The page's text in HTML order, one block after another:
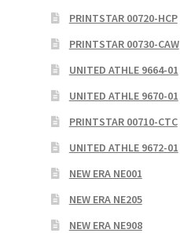
PRINTSTAR 00720-HCP
PRINTSTAR 00730-CAW
UNITED ATHLE 9664-01
UNITED ATHLE 9670-01
PRINTSTAR 00710-CTC
UNITED ATHLE 9672-01
NEW ERA NE001
NEW ERA NE205
NEW ERA NE908